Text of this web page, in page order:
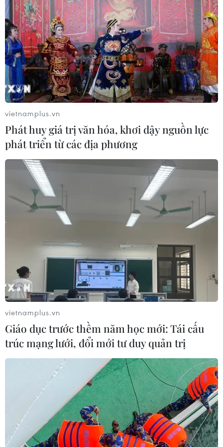
Mở rộng không gian cống hiến cho
cộng đồng người Việt Nam ở nước
ngoài
08/08/2026 11:00
Xem thêm
Tổng Biên tập: TRẦN TIẾN DUẨN
Phó Tổng Biên tập: NGUYỄN THỊ TÁM, KHÚC THANH
THỦY
Hỗ trợ
Ngôn ngữ
TTXVN
Dịch vụ tin
Quảng cáo
Liên hệ
cấp ngày 11/9/2008.
Quảng cáo: Phó TBT Nguyễn Thị Tám: 093.5958688, Email:
tamvna@gmail.com
Điện thoại: (024) 39411349 - (024) 39411348, Fax: (024)
39411348
Email:
vietnamplus2008@gmail.com
© Bản quyền thuộc về VietnamPlus, TTXVN. Cấm sao chép dưới
vietnamplus.vn
Phát huy giá trị văn hóa, khơi dậy nguồn lực
phát triển từ các địa phương
vietnamplus.vn
Giáo dục trước thềm năm học mới: Tái cấu
trúc mạng lưới, đổi mới tư duy quản trị